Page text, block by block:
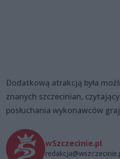
Dodatkową atrakcją była
znanych szczecinian,
posłuchania wykonawców
wSzczecinie.pl